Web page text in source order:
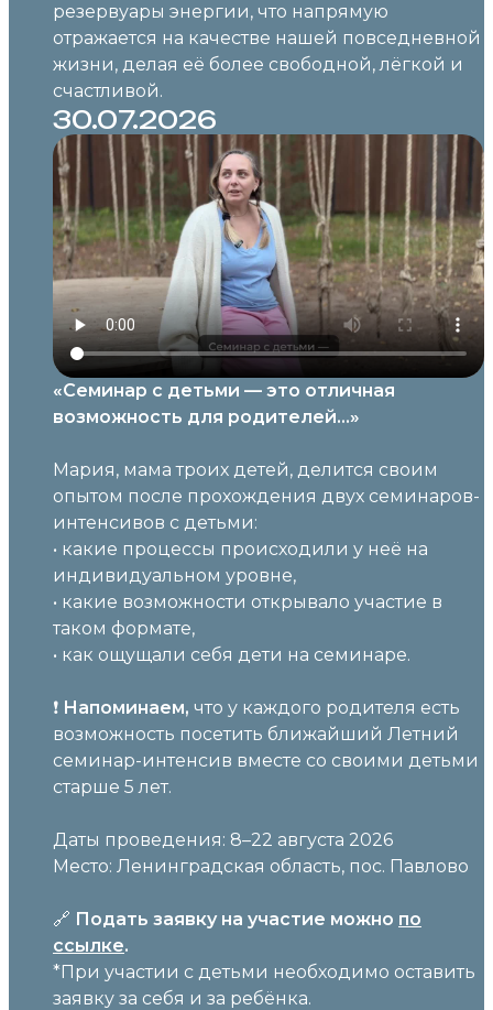
резервуары энергии, что напрямую
отражается на качестве нашей повседневной
жизни, делая её более свободной, лёгкой и
счастливой.
30.07.2026
«Семинар с детьми — это отличная
возможность для родителей…»
Мария, мама троих детей, делится своим
опытом после прохождения двух семинаров-
интенсивов с детьми:
• какие процессы происходили у неё на
индивидуальном уровне,
• какие возможности открывало участие в
таком формате,
• как ощущали себя дети на семинаре.
❗️ Напоминаем, что у каждого родителя есть
возможность посетить ближайший Летний
семинар-интенсив вместе со своими детьми
старше 5 лет.
Даты проведения: 8–22 августа 2026
Место: Ленинградская область, пос. Павлово
🔗 Подать заявку на участие можно по
ссылке.
*При участии с детьми необходимо оставить
заявку за себя и за ребёнка.